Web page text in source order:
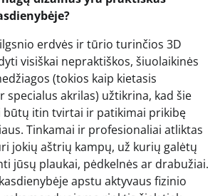
erdvės ir tūrio turinčios 3D
visiškai nepraktiškos, šiuolaikinės
(tokios kaip kietasis
specialus akrilas) užtikrina, kad šie
būtų itin tvirtai ir patikimai prikibę
Tinkamai ir profesionaliai atliktas
jokių aštrių kampų, už kurių galėtų
jūsų plaukai, pėdkelnės ar drabužiai.
apstu aktyvaus fizinio